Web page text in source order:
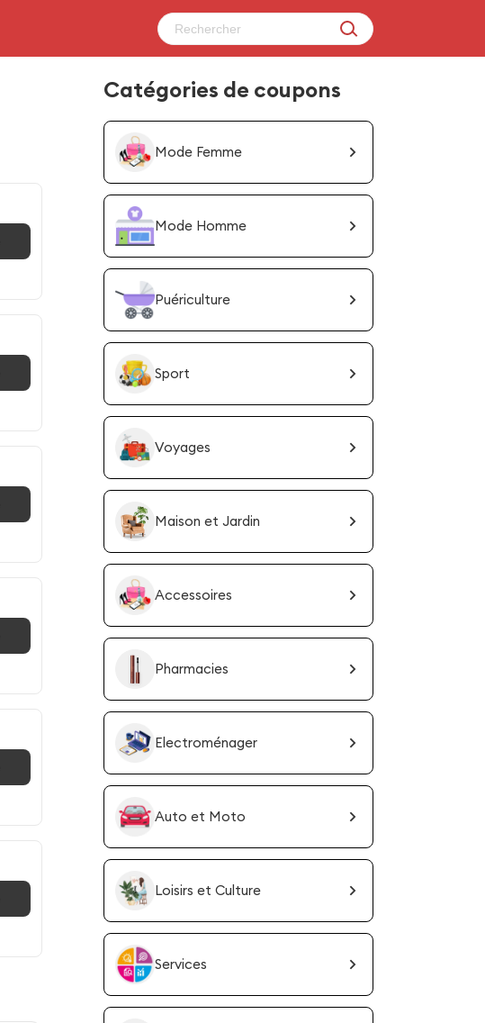
Catégories de coupons
Mode Femme
Mode Homme
Puériculture
Sport
Voyages
Maison et Jardin
Accessoires
Pharmacies
Electroménager
Auto et Moto
Loisirs et Culture
Services